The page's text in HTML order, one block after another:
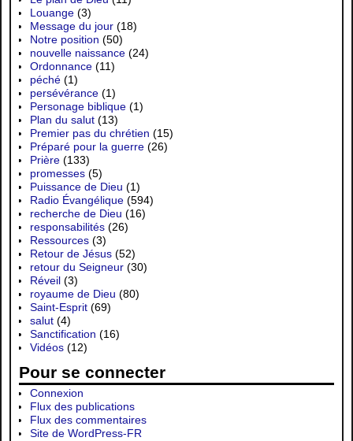
Louange (3)
Message du jour (18)
Notre position (50)
nouvelle naissance (24)
Ordonnance (11)
péché (1)
persévérance (1)
Personage biblique (1)
Plan du salut (13)
Premier pas du chrétien (15)
Préparé pour la guerre (26)
Prière (133)
promesses (5)
Puissance de Dieu (1)
Radio Évangélique (594)
recherche de Dieu (16)
responsabilités (26)
Ressources (3)
Retour de Jésus (52)
retour du Seigneur (30)
Réveil (3)
royaume de Dieu (80)
Saint-Esprit (69)
salut (4)
Sanctification (16)
Vidéos (12)
Pour se connecter
Connexion
Flux des publications
Flux des commentaires
Site de WordPress-FR